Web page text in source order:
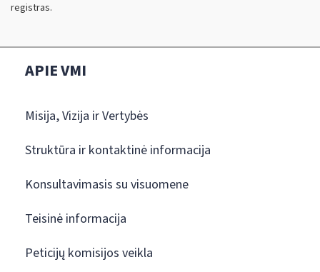
registras.
APIE VMI
Misija, Vizija ir Vertybės
Struktūra ir kontaktinė informacija
Konsultavimasis su visuomene
Teisinė informacija
Peticijų komisijos veikla